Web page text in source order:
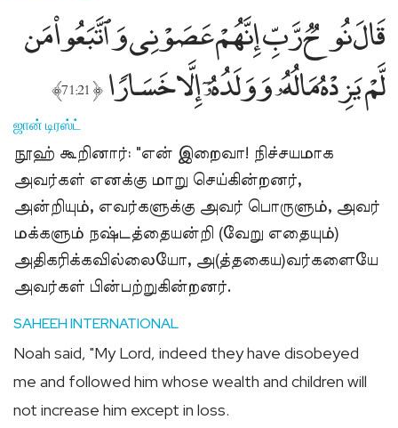
قَالَ نُوحٌۭ رَّبِّ إِنَّهُمْ عَصَوْنِى وَٱتَّبَعُوا۟ مَن
لَّمْ يَزِدْهُ مَالُهُۥ وَوَلَدُهُۥٓ إِلَّا خَسَارًۭا ﴿71:21﴾
ஜான் டிரஸ்ட்
நூஹ் கூறினார்: "என் இறைவா! நிச்சயமாக
அவர்கள் எனக்கு மாறு செய்கின்றனர்,
அன்றியும், எவர்களுக்கு அவர் பொருளும், அவர்
மக்களும் நஷ்டத்தையன்றி (வேறு எதையும்)
அதிகரிக்கவில்லையோ, அ(த்தகைய)வர்களையே
அவர்கள் பின்பற்றுகின்றனர்.
SAHEEH INTERNATIONAL
Noah said, "My Lord, indeed they have disobeyed
me and followed him whose wealth and children will
not increase him except in loss.